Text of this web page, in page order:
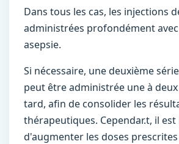
Dans tous les cas, les injections
administrées profondément
asepsie.
Si nécessaire, une deuxième
peut être administrée une à
tard, afin de consolider les
thérapeutiques. Cependar.t, il
d'augmenter les doses